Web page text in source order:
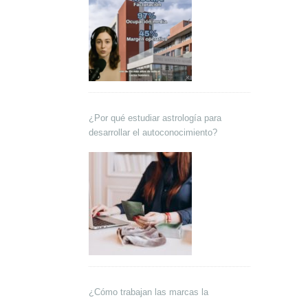
¿Por qué estudiar astrología para
desarrollar el autoconocimiento?
¿Cómo trabajan las marcas la